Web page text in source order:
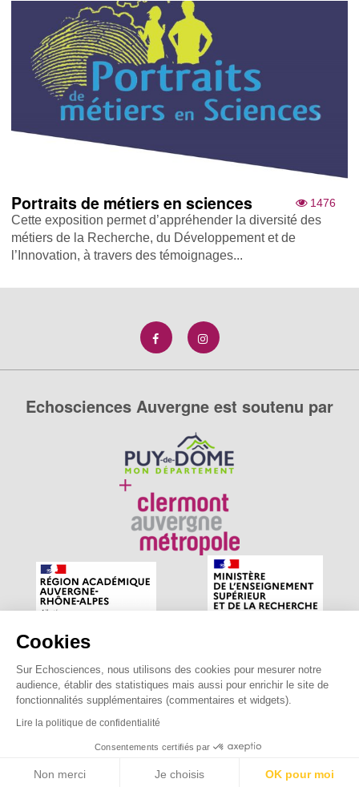
Cookies
Sur Echosciences, nous utilisons des cookies pour mesurer notre
audience, établir des statistiques mais aussi pour enrichir le site de
fonctionnalités supplémentaires (commentaires et widgets).
Lire la politique de confidentialité
Consentements certifiés par
Non merci Je choisis OK pour moi
1476
Portraits de métiers en sciences
Cette exposition permet d’appréhender la diversité des
métiers de la Recherche, du Développement et de
l’Innovation, à travers des témoignages...
Echosciences Auvergne est soutenu par
Echosciences Auvergne est le réseau social des amateurs
de sciences et de technologies du territoire. Propulsé par
astu'sciences.
Mentions légales|Politique de confidentialité
Ligne éditoriale